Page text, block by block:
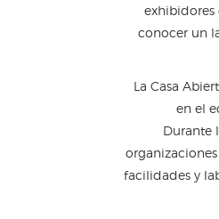
exhibidores
conocer un
La Casa
en el
Durante
facilidades y